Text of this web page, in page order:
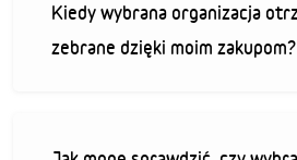
Kiedy wybrana organizacja
zebrane dzięki moim zakupom?